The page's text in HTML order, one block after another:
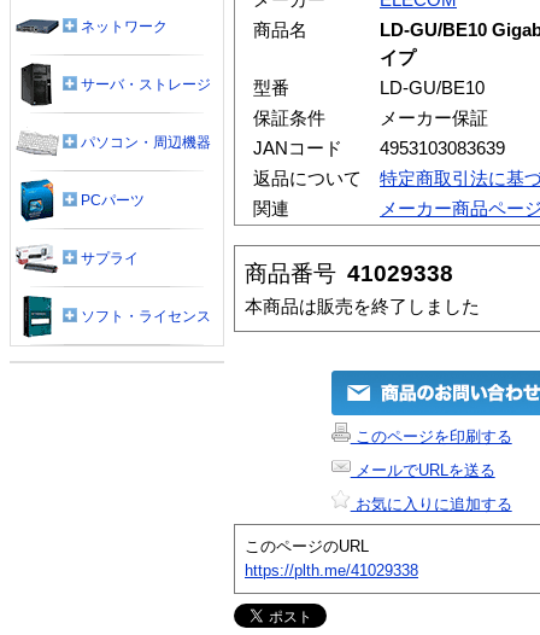
商品名
LD-GU/BE10
イプ
型番
LD-GU/BE10
保証条件
メーカー保証
JANコード
4953103083639
返品について
特定商取引法に基
関連
メーカー商品ペー
商品番号 41029338
本商品は販売を終了しました
このページを印刷する
メールでURLを送る
お気に入りに追加する
このページのURL
https://plth.me/41029338
ネットワーク
サーバ・ストレージ
パソコン・周辺機器
PCパーツ
サプライ
ソフト・ライセンス